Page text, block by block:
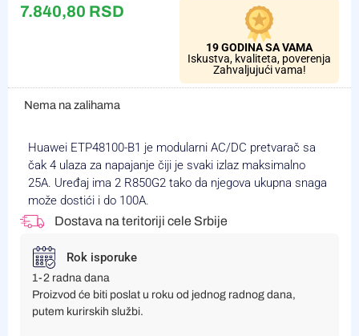
7.840,80 RSD
19 GODINA SA VAMA
Iskustva, kvaliteta, poverenja
Zahvaljujući vama!
Nema na zalihama
Huawei ETP48100-B1 je modularni AC/DC pretvarač sa
čak 4 ulaza za napajanje čiji je svaki izlaz maksimalno
25A. Uređaj ima 2 R850G2 tako da njegova ukupna snaga
može dostići i do 100A.
Dostava na teritoriji cele Srbije
Rok isporuke
1-2 radna dana
Proizvod će biti poslat u roku od jednog radnog dana,
putem kurirskih službi.